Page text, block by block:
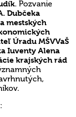
. Pozvanie
Dubčeka
mestských
Úradu MŠVVaŠ
Iuventy Alena
krajských rád